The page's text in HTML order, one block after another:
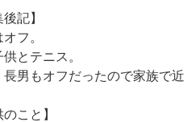
後記】
フ。
とテニス。
長男もオフだったので家族で近
のこと】